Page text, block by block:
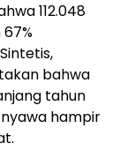
112.048
bahwa
tahun
hampir